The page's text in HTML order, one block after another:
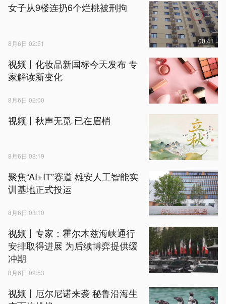
女子从9楼连扔6个烂桃被刑拘
8月6日 02:51 00:41
视频丨化妆品新国标今天发布 专
家解读新变化
8月6日 02:00
视频丨秋声无觅 已在眉梢
8月6日 03:19
聚焦“AI+IT”赛道 雄安人工智能实
训基地正式投运
8月6日 03:10
视频丨专家：霍尔木兹海峡通行
安排取得进展 为后续博弈提供缓
冲期
8月6日 02:53
视频丨厄尔尼诺来袭 秘鲁沿海生